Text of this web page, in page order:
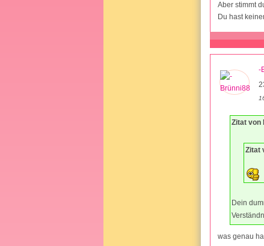
Aber stimmt
Du hast
-
Zitat von
Zitat
Dein
was genau